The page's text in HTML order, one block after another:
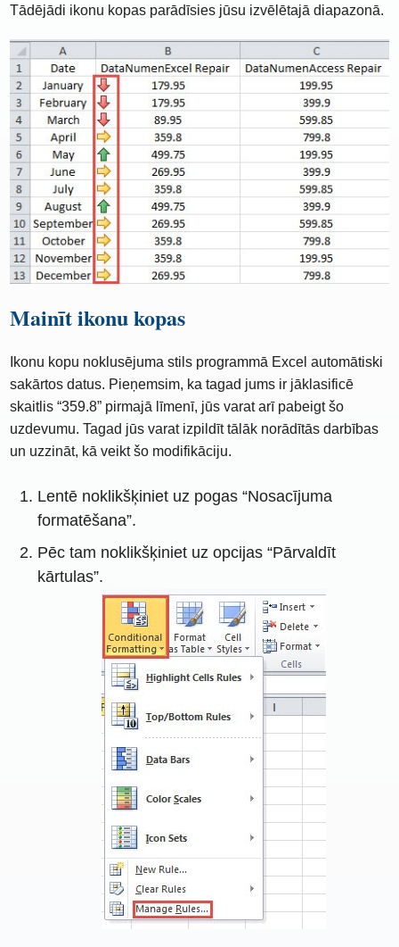
Tādējādi ikonu kopas parādīsies jūsu izvēlētajā diapazonā.
Mainīt ikonu kopas
Ikonu kopu noklusējuma stils programmā Excel automātiski
sakārtos datus. Pieņemsim, ka tagad jums ir jāklasificē
skaitlis “359.8” pirmajā līmenī, jūs varat arī pabeigt šo
uzdevumu. Tagad jūs varat izpildīt tālāk norādītās darbības
un uzzināt, kā veikt šo modifikāciju.
Lentē noklikšķiniet uz pogas “Nosacījuma
formatēšana”.
Pēc tam noklikšķiniet uz opcijas “Pārvaldīt
kārtulas”.